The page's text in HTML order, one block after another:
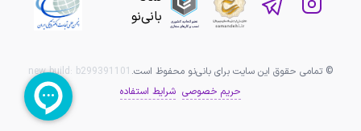
© تمامی حقوق این سایت برای بانی‌نو محفوظ است. new build: b299391101
حریم خصوصی شرایط استفاده